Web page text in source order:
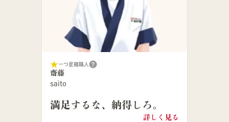
一つ星麺職人
齋藤
saito
満足するな、納得しろ。
詳しく見る